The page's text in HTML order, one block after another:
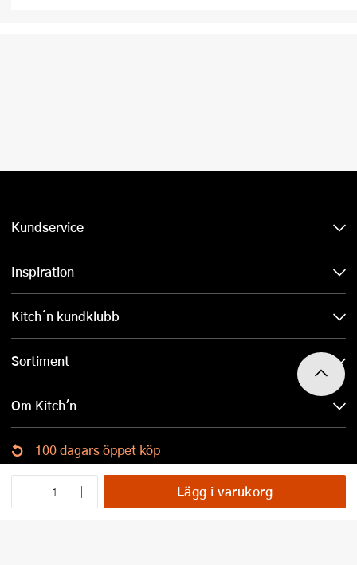
Lägg i varukorg
Kundservice
Inspiration
Kitch´n kundklubb
Sortiment
Om Kitch'n
100 dagars öppet köp
Ladda ned Kitch´n-appen